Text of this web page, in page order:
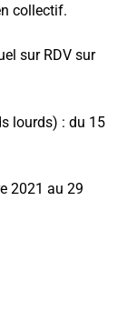
collectif.
sur RDV sur
lourds) : du 15
2021 au 29